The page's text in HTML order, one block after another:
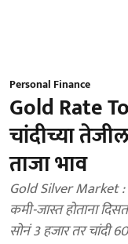
Personal Finance
Gold Rate
चांदीच्या
ताजा भाव
Gold Silver Market :
कमी-जास्त होताना
सोनं 3 हजार तर चांदी